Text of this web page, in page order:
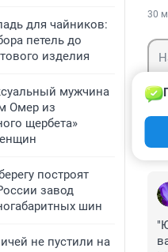
для чайников:
петель до
изделия
мужчина
Омер из
щербета»
построят
завод
шин
не пустили на
30